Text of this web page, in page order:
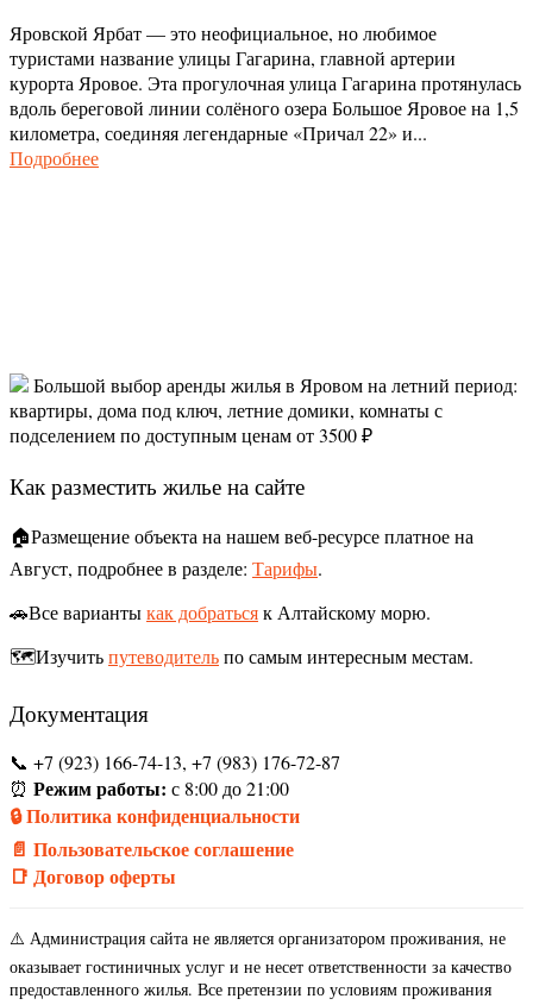
Яровской Ярбат — это неофициальное, но любимое
туристами название улицы Гагарина, главной артерии
курорта Яровое. Эта прогулочная улица Гагарина протянулась
вдоль береговой линии солёного озера Большое Яровое на 1,5
километра, соединяя легендарные «Причал 22» и...
Подробнее
Большой выбор аренды жилья в Яровом на летний период:
квартиры, дома под ключ, летние домики, комнаты с
подселением по доступным ценам от 3500 ₽
Как разместить жилье на сайте
🏠Размещение объекта на нашем веб-ресурсе платное на
Август, подробнее в разделе: Тарифы.
🚗Все вариантыкак добратьсяк Алтайскому морю.
🗺️Изучитьпутеводительпо самым интересным местам.
Документация
📞 +7 (923) 166-74-13, +7 (983) 176-72-87
⏰ Режим работы: с 8:00 до 21:00
🔒 Политика конфиденциальности
📄 Пользовательское соглашение
📑 Договор оферты
⚠️ Администрация сайта не является организатором проживания, не
оказывает гостиничных услуг и не несет ответственности за качество
предоставленного жилья. Все претензии по условиям проживания